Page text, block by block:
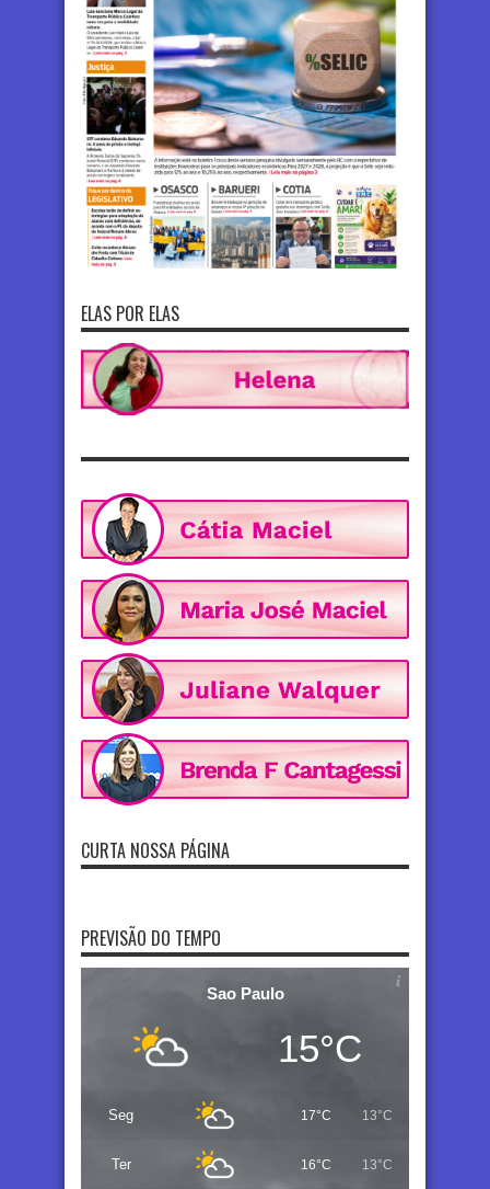
ELAS POR ELAS
CURTA NOSSA PÁGINA
PREVISÃO DO TEMPO
Sao Paulo
15°C
Seg 17°C 13°C
Ter 16°C 13°C